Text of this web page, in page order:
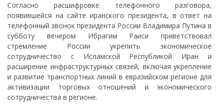
Согласно расшифровке телефонного разговора,
появившейся на сайте иранского президента, в ответ на
телефонный звонок президента России Владимира Путина в
субботу вечером Ибрагим Раиси приветствовал
стремление России укрепить экономическое
сотрудничество с Исламской Республикой Иран и
расширение инфраструктурных связей, включая укрепление
и развитие транспортных линий в евразийском регионе для
активизации торговых отношений и экономического
сотрудничества в регионе.